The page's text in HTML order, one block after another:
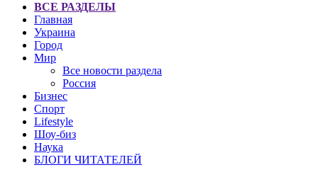
ВСЕ РАЗДЕЛЫ
Главная
Украина
Город
Мир
Все новости раздела
Россия
Бизнес
Спорт
Lifestyle
Шоу-биз
Наука
БЛОГИ ЧИТАТЕЛЕЙ